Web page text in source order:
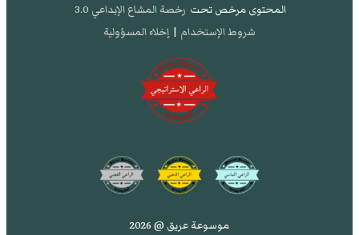
المحتوى مرخص تحت رخصة المشاع الإبداعي 3.0
شروط الإستخدام | إخلاء المسؤولية
موسوعة عريق @ 2026